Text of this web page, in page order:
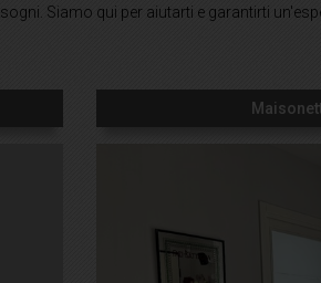
Siamo qui per aiutarti e garantirti